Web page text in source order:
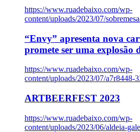
https://www.ruadebaixo.com/wp-
content/uploads/2023/07/
“Envy” apresenta nova
promete ser uma explosão
https://www.ruadebaixo.com/wp-
content/uploads/2023/07/a7r8448-
ARTBEERFEST 2023
https://www.ruadebaixo.com/wp-
content/uploads/2023/06/aldeia-